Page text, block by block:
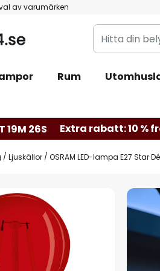
av varumärken
Hitta
din
Rum
19M 25S Extra rabatt: 10 %
Ljuskällor OSRAM LED-lampa E27 Star